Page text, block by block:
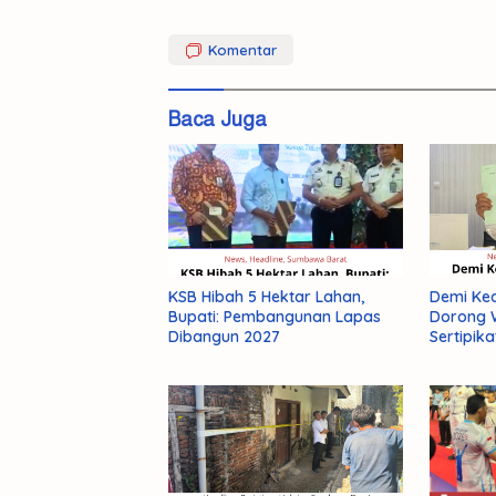
PNS
Komentar
Baca Juga
KSB Hibah 5 Hektar Lahan,
Bupati: Pembangunan Lapas
Dibangun 2027
Demi
Dorong
Polisi
Kurir
di
Barat